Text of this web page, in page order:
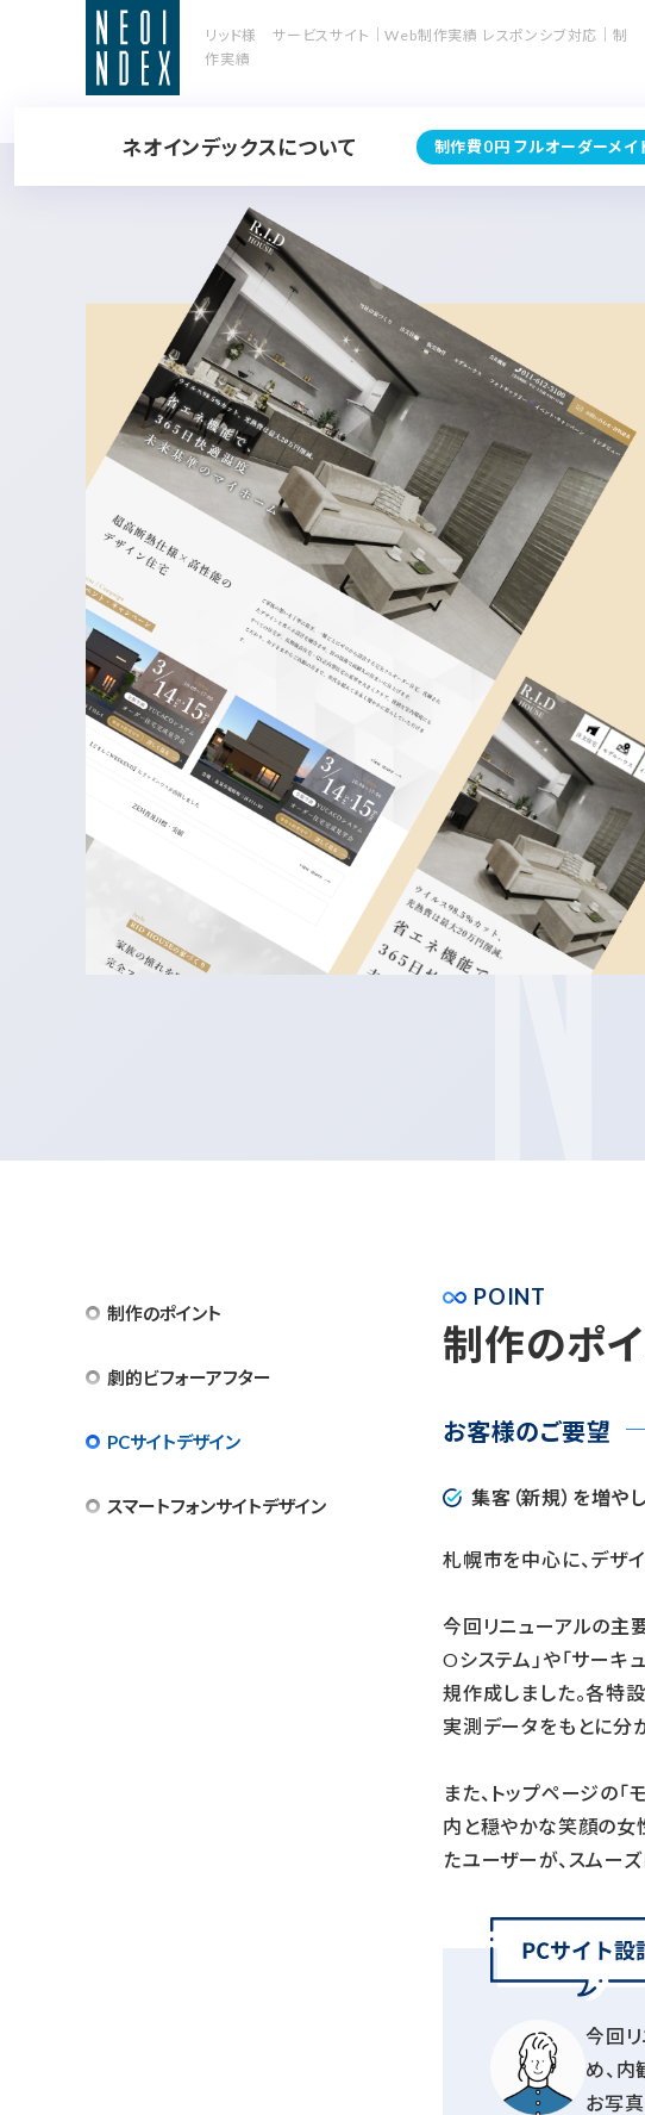
ネオインデックスについて 制作費0円 フルオーダーメイ
リッド様 サービスサイト｜Web制作実績 レスポンシブ対応｜制
作実績
制作のポイント
劇的ビフォーアフター
PCサイトデザイン
スマートフォンサイトデザイン
POINT
制作のポ
お客様のご要望
集客（新規）を増や
札幌市を中心に、デザ
今回リニューアルの主
Oシステム」や「サー
規作成しました。各特
実測データをもとに分
また、トップページの
内と穏やかな笑顔の女
たユーザーが、スムー
今回リ
め、
お写真